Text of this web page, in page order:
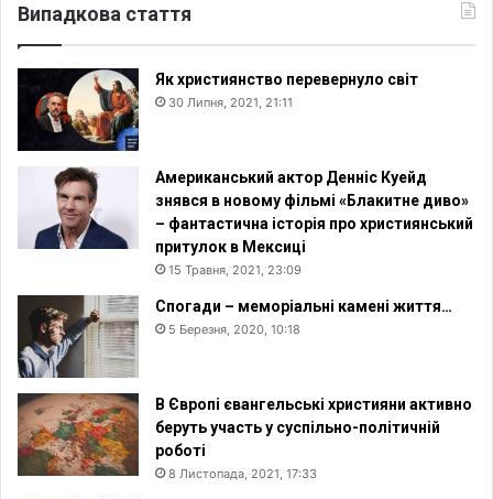
Випадкова стаття
Як християнство перевернуло світ
30 Липня, 2021, 21:11
Американський актор Денніс Куейд
знявся в новому фільмі «Блакитне диво»
– фантастична історія про християнський
притулок в Мексиці
15 Травня, 2021, 23:09
Спогади – меморіальні камені життя…
5 Березня, 2020, 10:18
В Європі євангельські християни активно
беруть участь у суспільно-політичній
роботі
8 Листопада, 2021, 17:33